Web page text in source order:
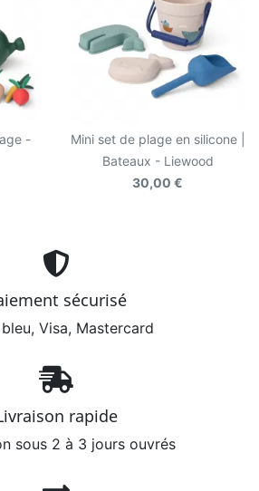
-
Mini set de plage en silicone |
Bateaux - Liewood
30,00 €
sécurisé
Visa, Mastercard
rapide
sous 2 à 3 jours ouvrés